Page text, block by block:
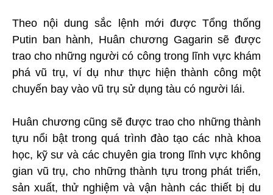
Theo nội dung sắc lệnh mới được Tổng thống
Putin ban hành, Huân chương Gagarin sẽ được
trao cho những người có công trong lĩnh vực khám
phá vũ trụ, ví dụ như thực hiện thành công một
chuyến bay vào vũ trụ sử dụng tàu có người lái.
Huân chương cũng sẽ được trao cho những thành
tựu nổi bật trong quá trình đào tạo các nhà khoa
học, kỹ sư và các chuyên gia trong lĩnh vực không
gian vũ trụ, cho những thành tựu trong phát triển,
sản xuất, thử nghiệm và vận hành các thiết bị du